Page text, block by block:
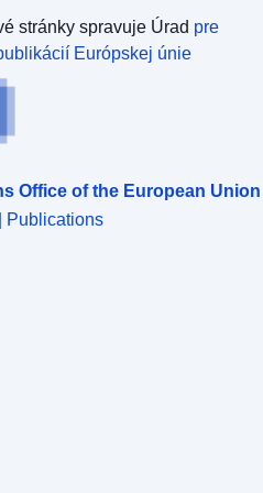
stránky spravuje Úrad pre
Európskej únie
Office of the European Union
Publications